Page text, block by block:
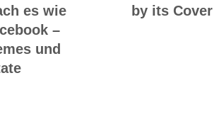
es wie
–
und
by its Cover